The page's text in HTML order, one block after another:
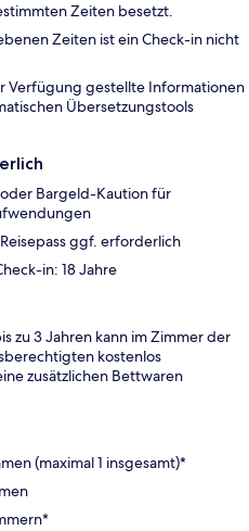
Zeiten besetzt.
Zeiten ist ein Check-in nicht
Verfügung gestellte Informationen
Übersetzungstools
Bargeld-Kaution für
ggf. erforderlich
in: 18 Jahre
zu 3 Jahren kann im Zimmer der
kostenlos
zusätzlichen Bettwaren
(maximal 1 insgesamt)*